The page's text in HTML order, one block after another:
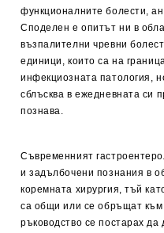
функционалните болести,
Споделен е опитът ни в
възпалителни чревни
единици, които са на
инфекциозната патология,
сблъсква в ежедневната си
познава.
Съвременният
и задълбочени познания в
коремната хирургия, тъй
са общи или се обръщат към
ръководство се постарах